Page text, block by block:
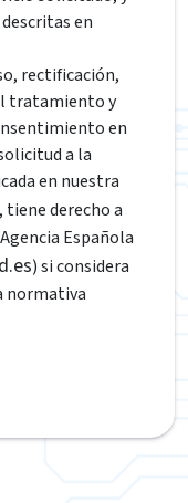
en
rectificación,
tratamiento y
en
a la
en nuestra
tiene derecho a
Española
) si considera
normativa